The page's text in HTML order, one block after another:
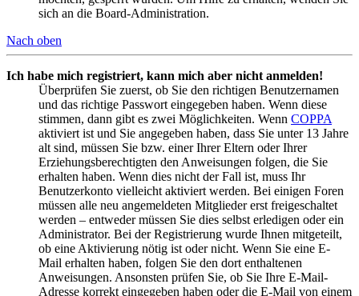
sich an die Board-Administration.
Nach oben
Ich habe mich registriert, kann mich aber nicht anmelden!
Überprüfen Sie zuerst, ob Sie den richtigen Benutzernamen
und das richtige Passwort eingegeben haben. Wenn diese
stimmen, dann gibt es zwei Möglichkeiten. Wenn COPPA
aktiviert ist und Sie angegeben haben, dass Sie unter 13 Jahre
alt sind, müssen Sie bzw. einer Ihrer Eltern oder Ihrer
Erziehungsberechtigten den Anweisungen folgen, die Sie
erhalten haben. Wenn dies nicht der Fall ist, muss Ihr
Benutzerkonto vielleicht aktiviert werden. Bei einigen Foren
müssen alle neu angemeldeten Mitglieder erst freigeschaltet
werden – entweder müssen Sie dies selbst erledigen oder ein
Administrator. Bei der Registrierung wurde Ihnen mitgeteilt,
ob eine Aktivierung nötig ist oder nicht. Wenn Sie eine E-
Mail erhalten haben, folgen Sie den dort enthaltenen
Anweisungen. Ansonsten prüfen Sie, ob Sie Ihre E-Mail-
Adresse korrekt eingegeben haben oder die E-Mail von einem